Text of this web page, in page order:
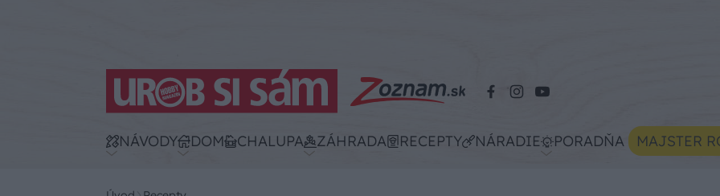
NÁVODY DOM CHALUPA ZÁHRADA RECEPTY NÁRADIE PORADŇA MAJSTER